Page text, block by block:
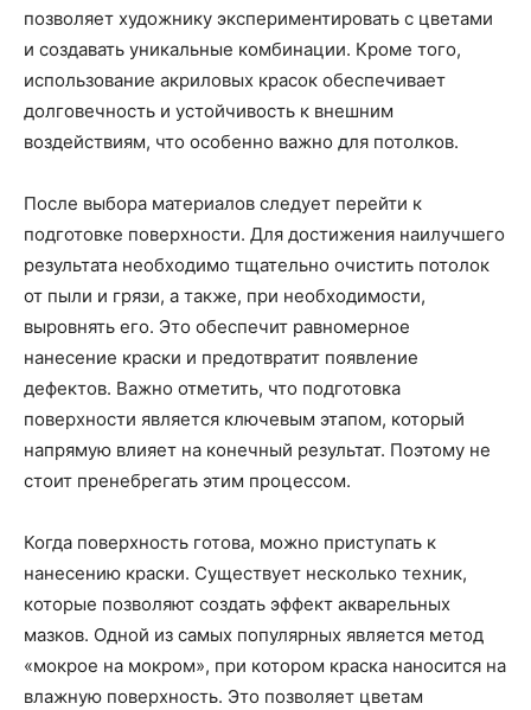
позволяет художнику экспериментировать с цветами
и создавать уникальные комбинации. Кроме того,
использование акриловых красок обеспечивает
долговечность и устойчивость к внешним
воздействиям, что особенно важно для потолков.
После выбора материалов следует перейти к
подготовке поверхности. Для достижения наилучшего
результата необходимо тщательно очистить потолок
от пыли и грязи, а также, при необходимости,
выровнять его. Это обеспечит равномерное
нанесение краски и предотвратит появление
дефектов. Важно отметить, что подготовка
поверхности является ключевым этапом, который
напрямую влияет на конечный результат. Поэтому не
стоит пренебрегать этим процессом.
Когда поверхность готова, можно приступать к
нанесению краски. Существует несколько техник,
которые позволяют создать эффект акварельных
мазков. Одной из самых популярных является метод
«мокрое на мокром», при котором краска наносится на
влажную поверхность. Это позволяет цветам